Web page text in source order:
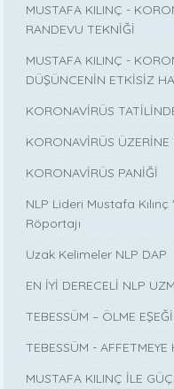
MUSTAFA KILINÇ -
RANDEVU TEKNİĞİ
MUSTAFA KILINÇ -
DÜŞÜNCENİN ETKİSİZ
KORONAVİRÜS
KORONAVİRÜS
KORONAVİRÜS PANİĞİ
NLP Lideri Mustafa
Röportajı
Uzak Kelimeler NLP DAP
EN İYİ DERECELİ NLP
TEBESSÜM – ÖLME
TEBESSÜM -
MUSTAFA KILINÇ İLE